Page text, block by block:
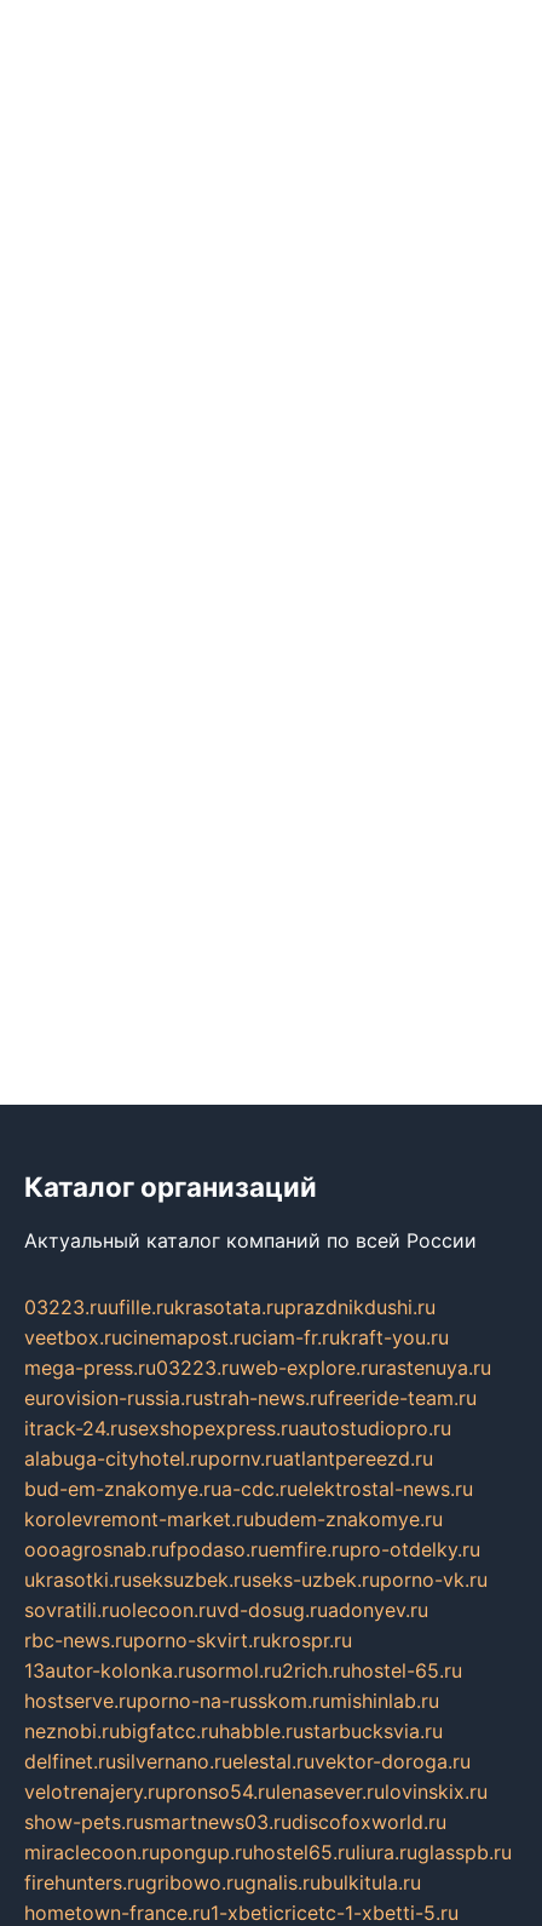
Каталог организаций
Актуальный каталог компаний по всей России
03223.ruufille.rukrasotata.ruprazdnikdushi.ru
veetbox.rucinemapost.ruciam-fr.rukraft-you.ru
mega-press.ru03223.ruweb-explore.rurastenuya.ru
eurovision-russia.rustrah-news.rufreeride-team.ru
itrack-24.rusexshopexpress.ruautostudiopro.ru
alabuga-cityhotel.rupornv.ruatlantpereezd.ru
bud-em-znakomye.rua-cdc.ruelektrostal-news.ru
korolevremont-market.rubudem-znakomye.ru
oooagrosnab.rufpodaso.ruemfire.rupro-otdelky.ru
ukrasotki.ruseksuzbek.ruseks-uzbek.ruporno-vk.ru
sovratili.ruolecoon.ruvd-dosug.ruadonyev.ru
rbc-news.ruporno-skvirt.rukrospr.ru
13autor-kolonka.rusormol.ru2rich.ruhostel-65.ru
hostserve.ruporno-na-russkom.rumishinlab.ru
neznobi.rubigfatcc.ruhabble.rustarbucksvia.ru
delfinet.rusilvernano.ruelestal.ruvektor-doroga.ru
velotrenajery.rupronso54.rulenasever.rulovinskix.ru
show-pets.rusmartnews03.rudiscofoxworld.ru
miraclecoon.rupongup.ruhostel65.ruliura.ruglasspb.ru
firehunters.rugribowo.rugnalis.rubulkitula.ru
hometown-france.ru1-xbeticricetc-1-xbetti-5.ru